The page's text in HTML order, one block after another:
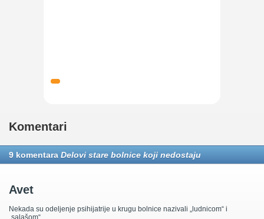
Komentari
9 komentara Delovi stare bolnice koji nedostaju
Avet
Nekada su odeljenje psihijatrije u krugu bolnice nazivali „ludnicom“ i